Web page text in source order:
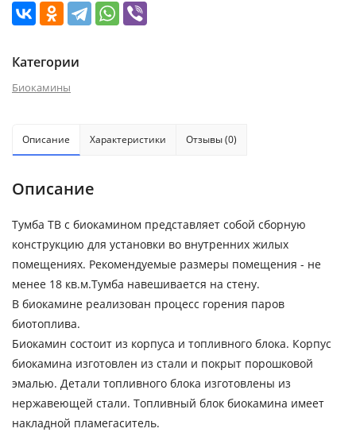
Категории
Биокамины
Описание Характеристики Отзывы (0)
Описание
Тумба ТВ с биокамином представляет собой сборную
конструкцию для установки во внутренних жилых
помещениях. Рекомендуемые размеры помещения - не
менее 18 кв.м.Тумба навешивается на стену.
В биокамине реализован процесс горения паров
биотоплива.
Биокамин состоит из корпуса и топливного блока. Корпус
биокамина изготовлен из стали и покрыт порошковой
эмалью. Детали топливного блока изготовлены из
нержавеющей стали. Топливный блок биокамина имеет
накладной пламегаситель.